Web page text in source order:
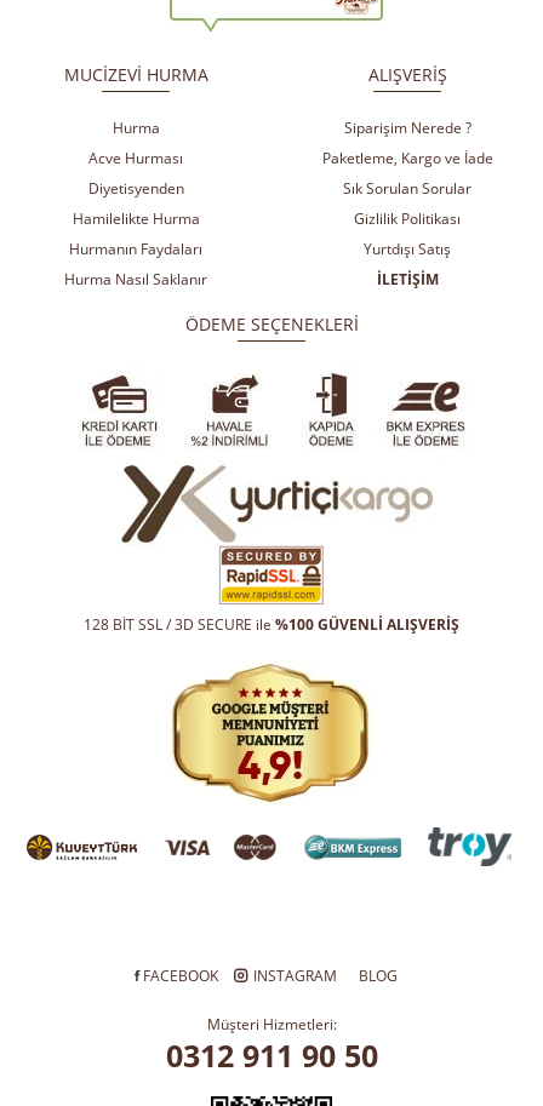
MUCİZEVİ HURMA ALIŞVERİŞ
Hurma
Siparişim Nerede ?
Acve Hurması
Paketleme, Kargo ve İade
Diyetisyenden
Sık Sorulan Sorular
Hamilelikte Hurma
Gizlilik Politikası
Hurmanın Faydaları
Yurtdışı Satış
Hurma Nasıl Saklanır
İLETİŞİM
ÖDEME SEÇENEKLERİ
128 BİT SSL / 3D SECURE ile %100 GÜVENLİ ALIŞVERİŞ
FACEBOOK INSTAGRAM BLOG
Müşteri Hizmetleri:
0312 911 90 50